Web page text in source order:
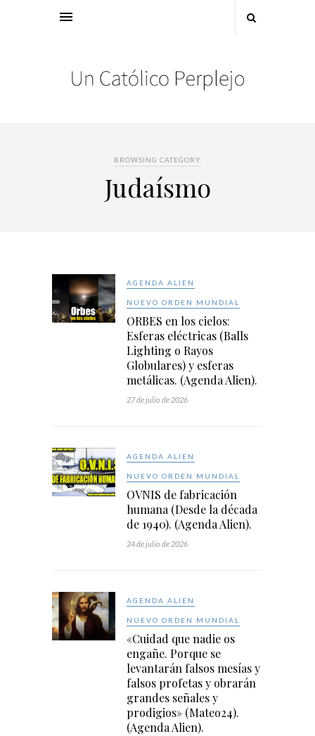
BROWSING CATEGORY
Judaísmo
AGENDA ALIEN
NUEVO ORDEN MUNDIAL
ORBES en los cielos:
Esferas eléctricas (Balls
Lighting o Rayos
Globulares) y esferas
metálicas. (Agenda Alien).
27 de julio de 2026
AGENDA ALIEN
NUEVO ORDEN MUNDIAL
OVNIS de fabricación
humana (Desde la década
de 1940). (Agenda Alien).
24 de julio de 2026
AGENDA ALIEN
NUEVO ORDEN MUNDIAL
«Cuidad que nadie os
engañe. Porque se
levantarán falsos mesías y
falsos profetas y obrarán
grandes señales y
prodigios» (Mateo24).
(Agenda Alien).